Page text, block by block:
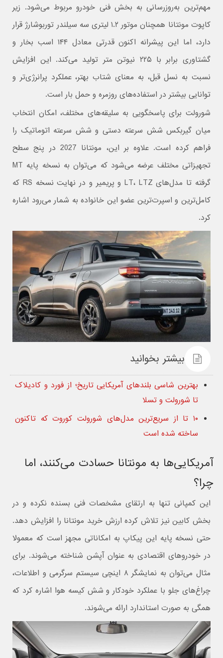
مهم‌ترین به‌روزرسانی به بخش فنی خودرو مربوط می‌شود. زیر
کاپوت مونتانا همچنان موتور ۱.۲ لیتری سه‌ سیلندر توربوشارژ قرار
دارد، اما این پیشرانه اکنون قدرتی معادل ۱۴۴ اسب‌ بخار و
گشتاوری برابر با ۲۲۵ نیوتن متر تولید می‌کند. این افزایش
نسبت به نسل قبل، به معنای شتاب بهتر، عملکرد پرانرژی‌تر و
توانایی بیشتر در استفاده‌های روزمره و حمل بار است.
شورولت برای پاسخگویی به سلیقه‌های مختلف، امکان انتخاب
میان گیربکس شش‌ سرعته دستی و شش‌ سرعته اتوماتیک را
فراهم کرده است. علاوه بر این، مونتانا 2027 در پنج سطح
تجهیزاتی مختلف عرضه می‌شود که می‌توان به نسخه پایه MT
گرفته تا مدل‌های LT، LTZ و پریمیر و در نهایت نسخه RS که
کامل‌ترین و اسپرت‌ترین عضو این خانواده به شمار می‌رود اشاره
کرد.
بیشتر بخوانید
بهترین شاسی بلندهای آمریکایی تاریخ؛ از فورد و کادیلاک
تا شورولت و تسلا
۱۰ تا از سریع‌ترین مدل‌های شورولت کوروت که تاکنون
ساخته شده است
آمریکایی‌ها به مونتانا حسادت می‌کنند، اما
چرا؟
این کمپانی تنها به ارتقای مشخصات فنی بسنده نکرده و در
بخش کابین نیز تلاش کرده ارزش خرید مونتانا را افزایش دهد.
حتی نسخه پایه این پیکاپ به امکاناتی مجهز است که معمولا
در خودروهای اقتصادی به‌ عنوان آپشن شناخته می‌شوند. برای
مثال می‌توان به نمایشگر ۸ اینچی سیستم سرگرمی و اطلاعات،
چراغ‌های جلو با عملکرد خودکار و شش کیسه هوا اشاره کرد که
همگی به‌ صورت استاندارد ارائه می‌شوند.